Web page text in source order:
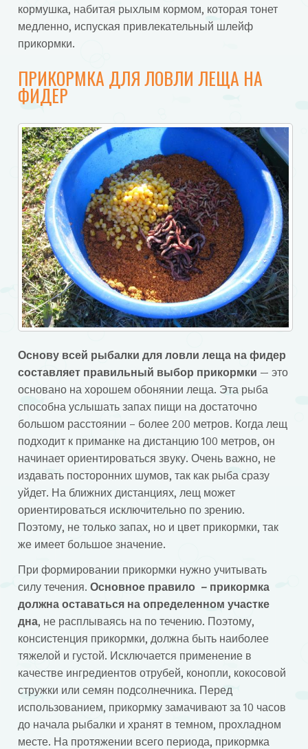
кормушка, набитая рыхлым кормом, которая тонет
медленно, испуская привлекательный шлейф
прикормки.
ПРИКОРМКА ДЛЯ ЛОВЛИ ЛЕЩА НА
ФИДЕР
Основу всей рыбалки для ловли леща на фидер
составляет правильный выбор прикормки — это
основано на хорошем обонянии леща. Эта рыба
способна услышать запах пищи на достаточно
большом расстоянии – более 200 метров. Когда лещ
подходит к приманке на дистанцию 100 метров, он
начинает ориентироваться звуку. Очень важно, не
издавать посторонних шумов, так как рыба сразу
уйдет. На ближних дистанциях, лещ может
ориентироваться исключительно по зрению.
Поэтому, не только запах, но и цвет прикормки, так
же имеет большое значение.
При формировании прикормки нужно учитывать
силу течения. Основное правило – прикормка
должна оставаться на определенном участке
дна, не расплываясь на по течению. Поэтому,
консистенция прикормки, должна быть наиболее
тяжелой и густой. Исключается применение в
качестве ингредиентов отрубей, конопли, кокосовой
стружки или семян подсолнечника. Перед
использованием, прикормку замачивают за 10 часов
до начала рыбалки и хранят в темном, прохладном
месте. На протяжении всего периода, прикормка